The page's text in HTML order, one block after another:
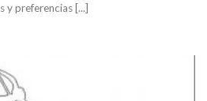
y preferencias [...]